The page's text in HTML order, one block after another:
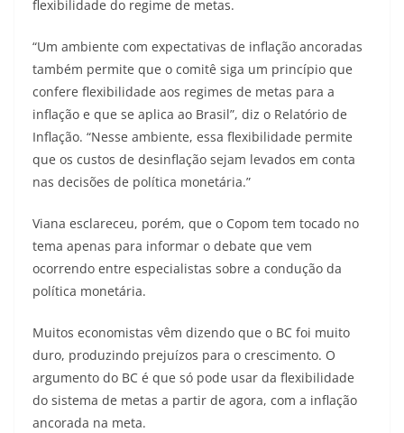
flexibilidade do regime de metas.
“Um ambiente com expectativas de inflação ancoradas
também permite que o comitê siga um princípio que
confere flexibilidade aos regimes de metas para a
inflação e que se aplica ao Brasil”, diz o Relatório de
Inflação. “Nesse ambiente, essa flexibilidade permite
que os custos de desinflação sejam levados em conta
nas decisões de política monetária.”
Viana esclareceu, porém, que o Copom tem tocado no
tema apenas para informar o debate que vem
ocorrendo entre especialistas sobre a condução da
política monetária.
Muitos economistas vêm dizendo que o BC foi muito
duro, produzindo prejuízos para o crescimento. O
argumento do BC é que só pode usar da flexibilidade
do sistema de metas a partir de agora, com a inflação
ancorada na meta.